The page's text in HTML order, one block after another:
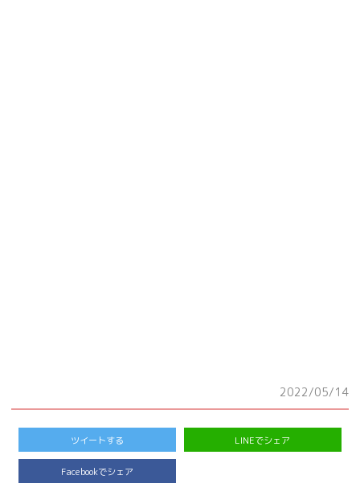
2022/05/14
ツイートする LINEでシェア
Facebookでシェア